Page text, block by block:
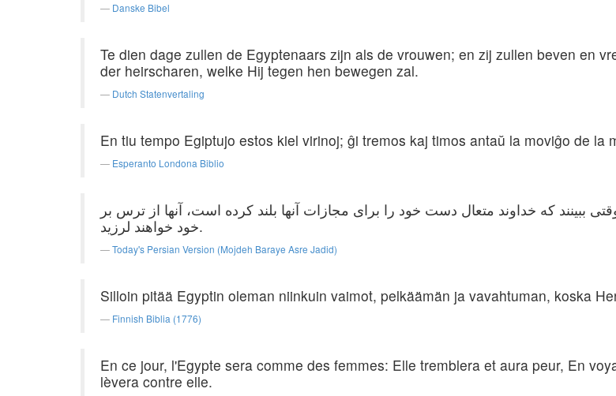
Danske Bibel
Te dien dage zullen de Egyptenaars zijn als de vrouwen; en zij zullen beven en
der heirscharen, welke Hij tegen hen bewegen zal.
Dutch Statenvertaling
En tiu tempo Egiptujo estos kiel virinoj; ĝi tremos kaj timos antaŭ la moviĝo de
Esperanto Londona Biblio
که خداوند متعال دست خود را برای مجازات آنها بلند کرده است، آنها از ترس بر
خود خواهند لرزید.
Today's Persian Version (Mojdeh Baraye Asre Jadid)
Silloin pitää Egyptin oleman niinkuin vaimot, pelkäämän ja vavahtuman, koska
Finnish Biblia (1776)
En ce jour, l'Egypte sera comme des femmes: Elle tremblera et aura peur, En
lèvera contre elle.